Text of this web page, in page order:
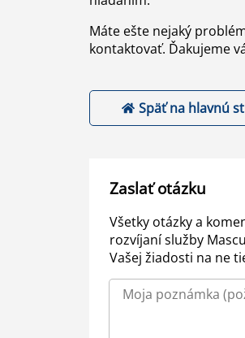
Máte ešte nejaký
kontaktovať. Ďakujeme
Späť na hlavnú
Zaslať otázku
Všetky otázky a
rozvíjaní služby
Vašej žiadosti na ne